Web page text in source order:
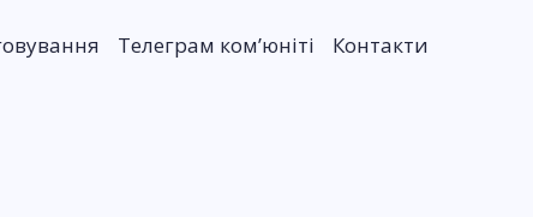
Телеграм комʼюніті Контакти